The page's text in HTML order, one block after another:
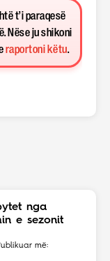
t’i paraqesë
Nëse ju shikoni
raportoni këtu.
nga
e sezonit
më: